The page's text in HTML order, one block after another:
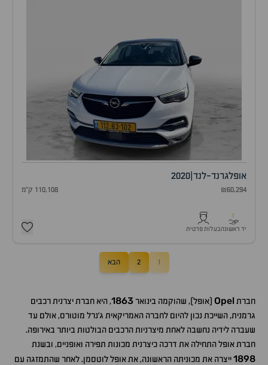
אופלגרנד-לנד 2020
₪60,294 110,108 ק"מ
1
יד ראשונהבעלות פרטית
1
2 הבא
חברת Opel (אופל), שהוקמה בינואר1863, היא חברת יצרנית רכבים
גרמנית, השייכת נכון להיום לחברה האמריקאית ג'נרל מוטורס, אולם עד
שעברה לידיה נחשבה לאחת מיצרניות הרכבים הבולטות ביותר באירופה.
חברת אופל התחילה את דרכה כיצרנית מכונות תפירה ואופניים, ובשנת
1898ייצרה את מכוניתה הראשונה, את אופל לוטסמן. לאחר שהתמזגה עם